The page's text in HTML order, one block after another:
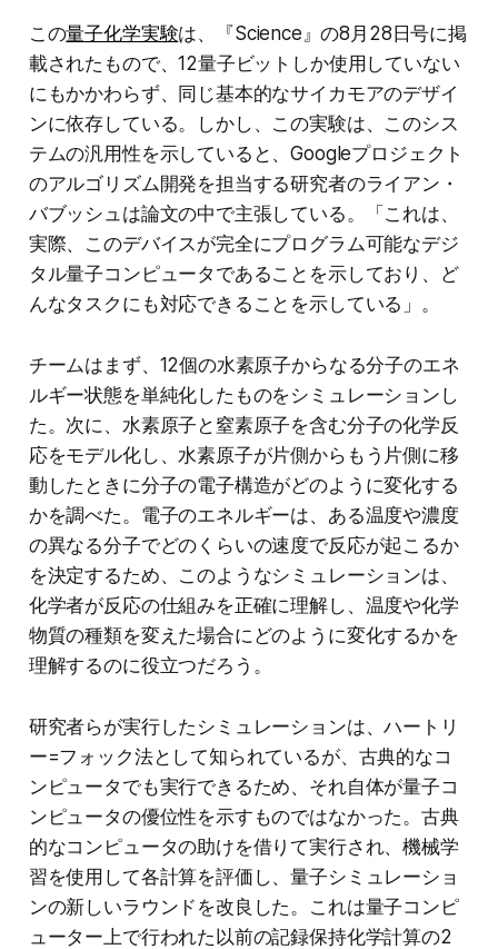
この量子化学実験は、『Science』の8月28日号に掲
載されたもので、12量子ビットしか使用していない
にもかかわらず、同じ基本的なサイカモアのデザイ
ンに依存している。しかし、この実験は、このシス
テムの汎用性を示していると、Googleプロジェクト
のアルゴリズム開発を担当する研究者のライアン・
バブッシュは論文の中で主張している。「これは、
実際、このデバイスが完全にプログラム可能なデジ
タル量子コンピュータであることを示しており、ど
んなタスクにも対応できることを示している」。
チームはまず、12個の水素原子からなる分子のエネ
ルギー状態を単純化したものをシミュレーションし
た。次に、水素原子と窒素原子を含む分子の化学反
応をモデル化し、水素原子が片側からもう片側に移
動したときに分子の電子構造がどのように変化する
かを調べた。電子のエネルギーは、ある温度や濃度
の異なる分子でどのくらいの速度で反応が起こるか
を決定するため、このようなシミュレーションは、
化学者が反応の仕組みを正確に理解し、温度や化学
物質の種類を変えた場合にどのように変化するかを
理解するのに役立つだろう。
研究者らが実行したシミュレーションは、ハートリ
ー=フォック法として知られているが、古典的なコ
ンピュータでも実行できるため、それ自体が量子コ
ンピュータの優位性を示すものではなかった。古典
的なコンピュータの助けを借りて実行され、機械学
習を使用して各計算を評価し、量子シミュレーショ
ンの新しいラウンドを改良した。これは量子コンピ
ューター上で行われた以前の記録保持化学計算の2